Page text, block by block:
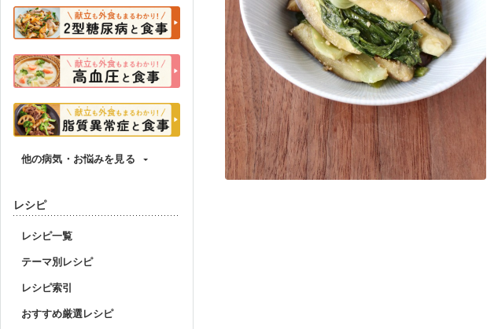
他の病気・お悩みを見る
レシピ
レシピ一覧
テーマ別レシピ
レシピ索引
おすすめ厳選レシピ